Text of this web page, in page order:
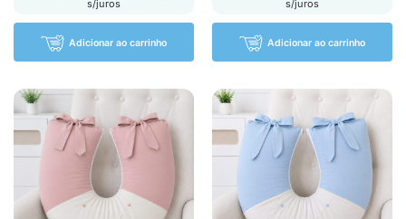
s/juros
Adicionar ao carrinho
s/juros
Adicionar ao carrinho